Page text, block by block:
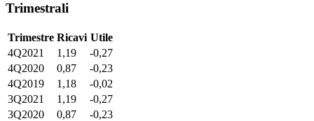
Trimestrali
Trimestre Ricavi Utile
4Q2021
1,19
-0,27
4Q2020
0,87
-0,23
4Q2019
1,18
-0,02
3Q2021
1,19
-0,27
3Q2020
0,87
-0,23